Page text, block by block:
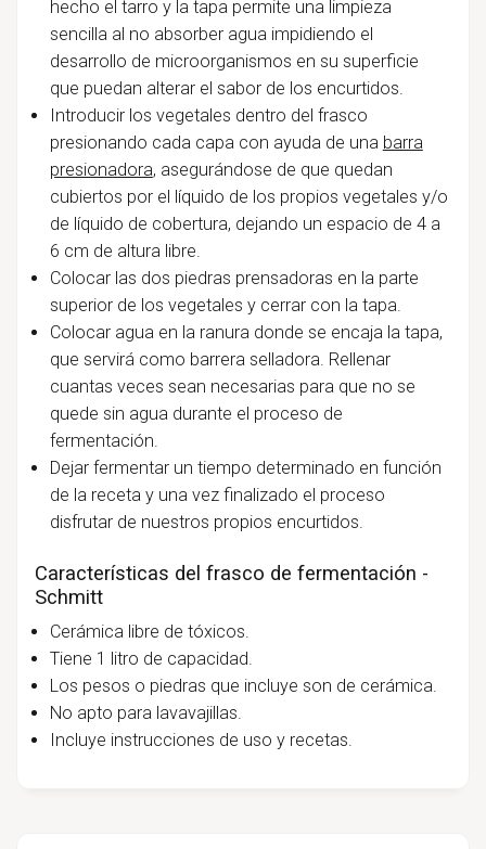
hecho el tarro y la tapa permite una limpieza
sencilla al no absorber agua impidiendo el
desarrollo de microorganismos en su superficie
que puedan alterar el sabor de los encurtidos.
Introducir los vegetales dentro del frasco
presionando cada capa con ayuda de una barra
presionadora, asegurándose de que quedan
cubiertos por el líquido de los propios vegetales y/o
de líquido de cobertura, dejando un espacio de 4 a
6 cm de altura libre.
Colocar las dos piedras prensadoras en la parte
superior de los vegetales y cerrar con la tapa.
Colocar agua en la ranura donde se encaja la tapa,
que servirá como barrera selladora. Rellenar
cuantas veces sean necesarias para que no se
quede sin agua durante el proceso de
fermentación.
Dejar fermentar un tiempo determinado en función
de la receta y una vez finalizado el proceso
disfrutar de nuestros propios encurtidos.
Características del frasco de fermentación -
Schmitt
Cerámica libre de tóxicos.
Tiene 1 litro de capacidad.
Los pesos o piedras que incluye son de cerámica.
No apto para lavavajillas.
Incluye instrucciones de uso y recetas.